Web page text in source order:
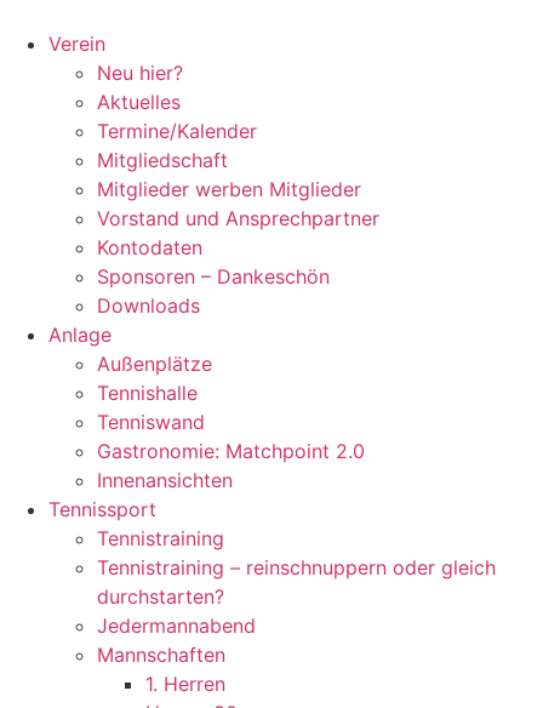
Inhalt
springen
Verein
Neu hier?
Aktuelles
Termine/Kalender
Mitgliedschaft
Mitglieder werben Mitglieder
Vorstand und Ansprechpartner
Kontodaten
Sponsoren – Dankeschön
Downloads
Anlage
Außenplätze
Tennishalle
Tenniswand
Gastronomie: Matchpoint 2.0
Innenansichten
Tennissport
Tennistraining
Tennistraining – reinschnuppern oder gleich
durchstarten?
Jedermannabend
Mannschaften
1. Herren